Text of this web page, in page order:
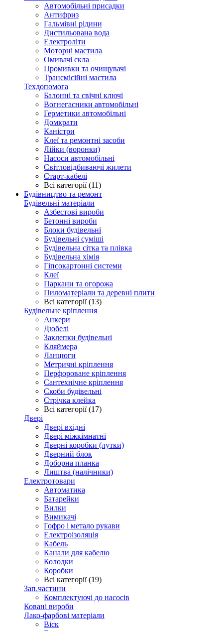
Автомобільні присадки
Антифриз
Гальмівні рідини
Дистильована вода
Електроліти
Моторні мастила
Омивачі скла
Промивки та очищувачі
Трансмісійні мастила
Техдопомога
Балонні та свічні ключі
Вогнегасники автомобільні
Герметики автомобільні
Домкрати
Каністри
Клеї та ремонтні засоби
Лійки (воронки)
Насоси автомобільні
Світловідбиваючі жилети
Старт-кабелі
Всі категорії (11)
Будівництво та ремонт
Будівельні матеріали
Азбестові вироби
Бетонні вироби
Блоки будівельні
Будівельні суміші
Будівельна сітка та плівка
Будівельна хімія
Гіпсокартонні системи
Клеї
Паркани та огорожа
Пиломатеріали та деревні плити
Всі категорії (13)
Будівельне кріплення
Анкери
Дюбелі
Заклепки будівельні
Кляймера
Ланцюги
Метричні кріплення
Перфороване кріплення
Сантехнічне кріплення
Скоби будівельні
Стрічка клейка
Всі категорії (17)
Двері
Двері вхідні
Двері міжкімнатні
Дверні коробки (лутки)
Дверний блок
Доборна планка
Лиштва (налічники)
Електротовари
Автоматика
Батарейки
Вилки
Вимикачі
Гофро і метало рукави
Електроізоляція
Кабель
Канали для кабелю
Колодки
Коробки
Всі категорії (19)
Зап.частини
Комплектуючі до насосів
Ковані вироби
Лако-фарбові матеріали
Віск